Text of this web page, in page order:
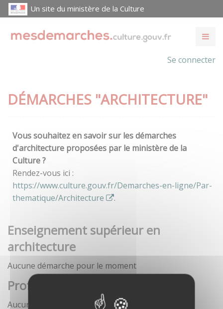
Un site du ministère de la Culture
Se connecter
DÉMARCHES "ARCHITECTURE"
Vous souhaitez en savoir sur les démarches
d'architecture proposées par le ministère de la
Culture ?
Rendez-vous ici :
https://www.culture.gouv.fr/Demarches-en-ligne/Par-
thematique/Architecture
.
Enseignement supérieur en
architecture
Aucune démarche pour le moment
Profession architecte
Aucune démarche pour le moment